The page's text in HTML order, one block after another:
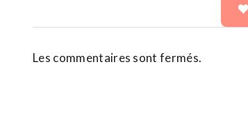
Les commentaires sont fermés.